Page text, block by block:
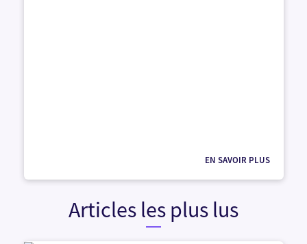
EN SAVOIR PLUS
Articles les plus lus